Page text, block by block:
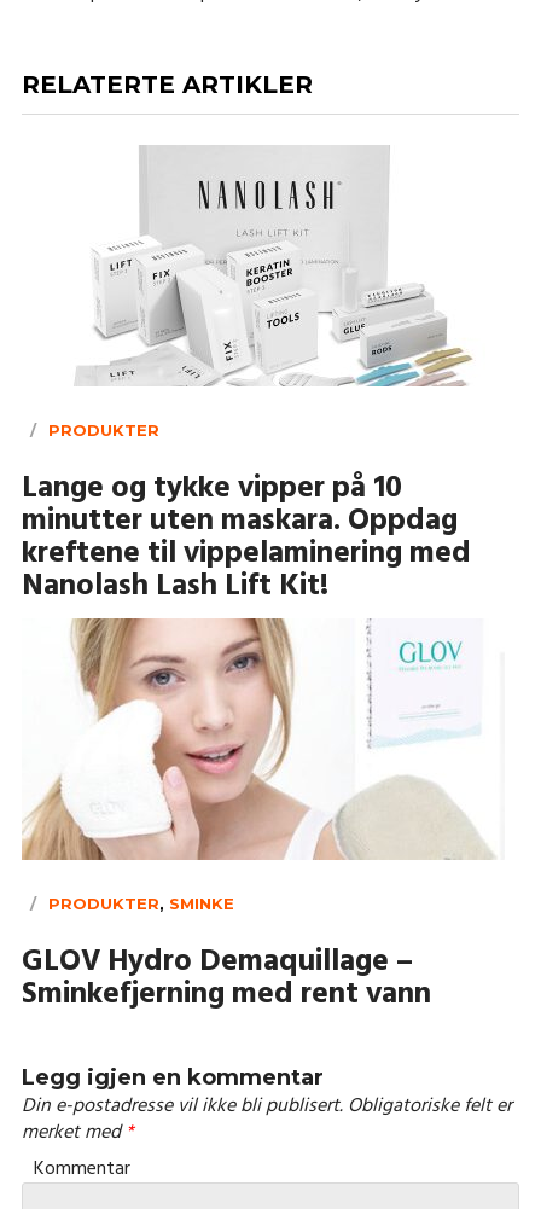
RELATERTE ARTIKLER
PRODUKTER
Lange og tykke vipper på 10
minutter uten maskara. Oppdag
kreftene til vippelaminering med
Nanolash Lash Lift Kit!
PRODUKTER, SMINKE
GLOV Hydro Demaquillage –
Sminkefjerning med rent vann
Legg igjen en kommentar
Din e-postadresse vil ikke bli publisert.Obligatoriske felt er
merket med*
Kommentar